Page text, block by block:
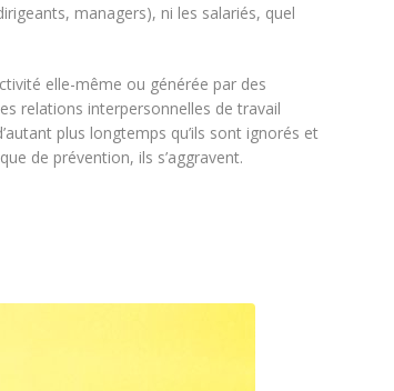
managers), ni les salariés, quel
elle-même ou générée par des
relations interpersonnelles de travail
plus longtemps qu’ils sont ignorés et
de prévention, ils s’aggravent.